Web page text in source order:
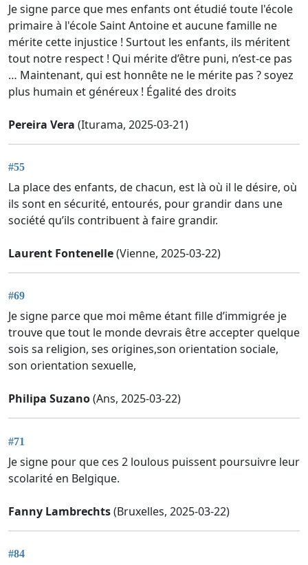
Je signe parce que mes enfants ont étudié toute l'école
primaire à l'école Saint Antoine et aucune famille ne
mérite cette injustice ! Surtout les enfants, ils méritent
tout notre respect ! Qui mérite d’être puni, n’est-ce pas
… Maintenant, qui est honnête ne le mérite pas ? soyez
plus humain et généreux ! Égalité des droits
Pereira Vera (Iturama, 2025-03-21)
#55
La place des enfants, de chacun, est là où il le désire, où
ils sont en sécurité, entourés, pour grandir dans une
société qu’ils contribuent à faire grandir.
Laurent Fontenelle(Vienne, 2025-03-22)
#69
Je signe parce que moi même étant fille d’immigrée je
trouve que tout le monde devrais être accepter quelque
sois sa religion, ses origines,son orientation sociale,
son orientation sexuelle,
Philipa Suzano(Ans, 2025-03-22)
#71
Je signe pour que ces 2 loulous puissent poursuivre leur
scolarité en Belgique.
Fanny Lambrechts(Bruxelles, 2025-03-22)
#84